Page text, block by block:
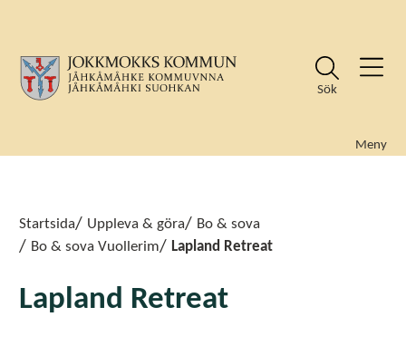
Sök
Meny
Startsida Uppleva & göra
Bo & sova
Bo & sova Vuollerim
Lapland Retreat
Lapland Retreat